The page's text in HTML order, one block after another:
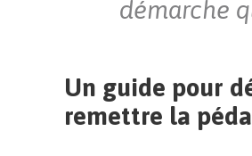
démarche
Un guide pour
remettre la